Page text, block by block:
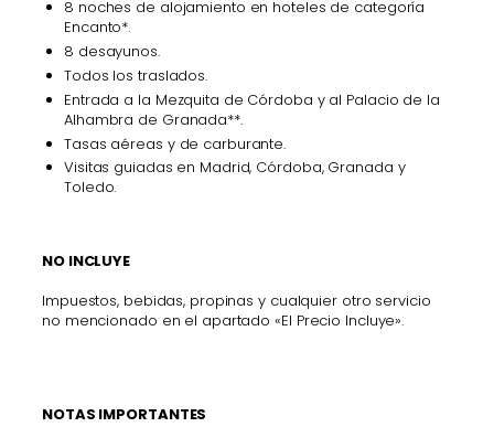
8 noches de alojamiento en hoteles de categoría
Encanto*.
8 desayunos.
Todos los traslados.
Entrada a la Mezquita de Córdoba y al Palacio de la
Alhambra de Granada**.
Tasas aéreas y de carburante.
Visitas guiadas en Madrid, Córdoba, Granada y
Toledo.
NO INCLUYE
Impuestos, bebidas, propinas y cualquier otro servicio
no mencionado en el apartado «El Precio Incluye».
NOTAS IMPORTANTES